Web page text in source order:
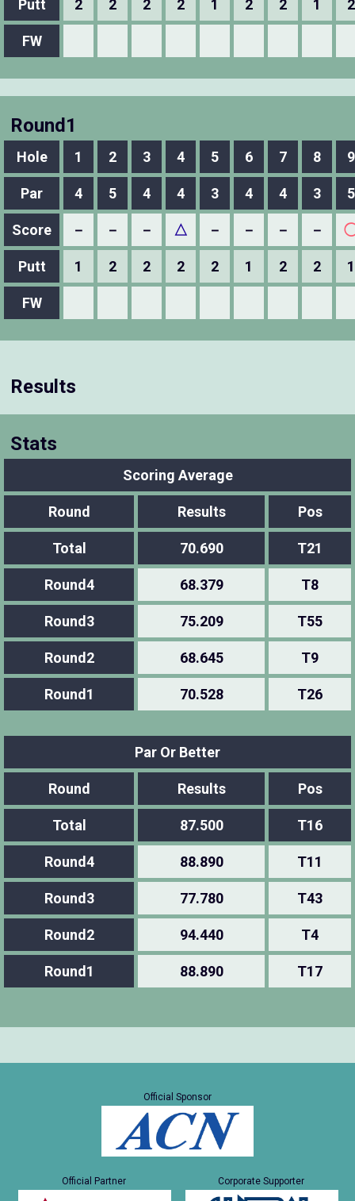
Putt 2 2 2 2 1 2 2 1 2
FW
Round1
Hole 1 2 3 4 5 6 7 8 9
Par 4 5 4 4 3 4 4 3 5
Score － － － △ － － － －
Putt 1 2 2 2 2 1 2 2 1
FW
Results
Stats
Scoring Average
Round Results Pos
Total 70.690 T21
Round4 68.379 T8
Round3 75.209 T55
Round2 68.645 T9
Round1 70.528 T26
Par Or Better
Round Results Pos
Total 87.500 T16
Round4 88.890 T11
Round3 77.780 T43
Round2 94.440 T4
Round1 88.890 T17
Official Sponsor
Official Partner Corporate Supporter